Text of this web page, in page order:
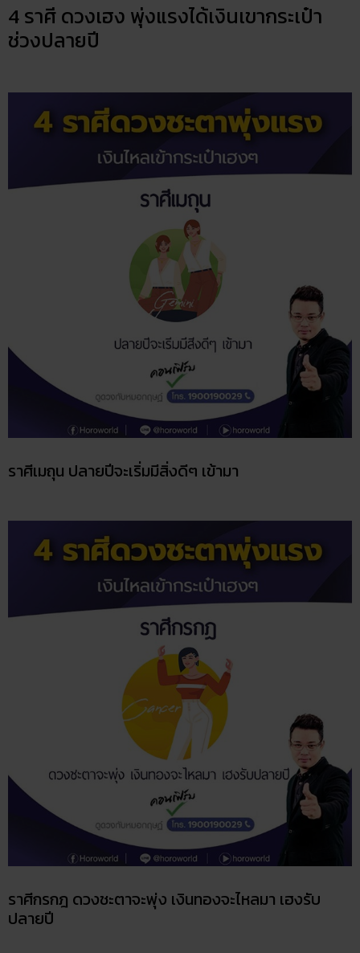
4 ราศี ดวงเฮง พุ่งแรงได้เงินเขากระเป๋า
ช่วงปลายปี
ราศีเมถุน ปลายปีจะเริ่มมีสิ่งดีๆ เข้ามา
ราศีกรกฎ ดวงชะตาจะพุ่ง เงินทองจะไหลมา เฮงรับ
ปลายปี